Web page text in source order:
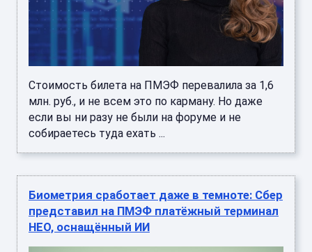
Стоимость билета на ПМЭФ перевалила за 1,6
млн. руб., и не всем это по карману. Но даже
если вы ни разу не были на форуме и не
собираетесь туда ехать ...
Биометрия сработает даже в темноте: Сбер
представил на ПМЭФ платёжный терминал
НЕО, оснащённый ИИ